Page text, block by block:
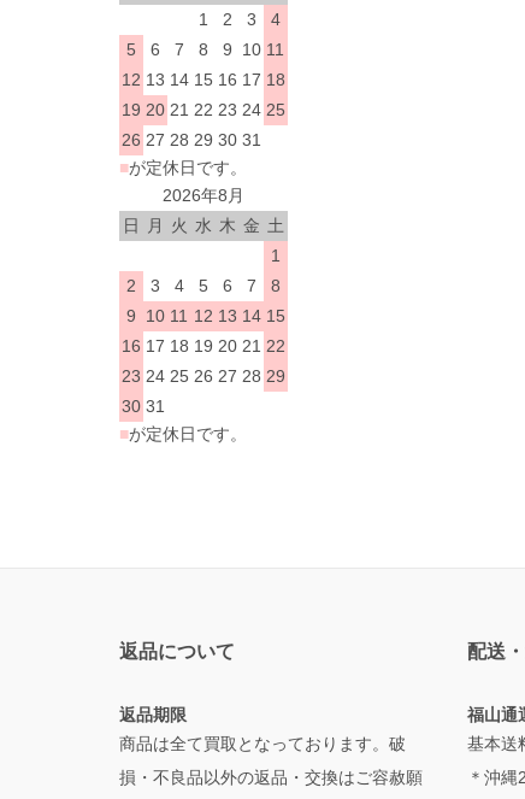
1
2 3
4
5
6 7 8 9 10 11
12 13 14 15 16 17 18
19 20 21 22 23 24 25
26 27 28 29 30 31
■が定休日です。
2026年8月
日
月 火 水 木 金 土
1
2
3 4 5 6 7
8
9
10 11 12 13 14 15
16 17 18 19 20 21 22
23 24 25 26 27 28 29
30 31
■が定休日です。
返品について
返品期限
商品は全て買取となっております。破
損・不良品以外の返品・交換はご容赦願
配送
福山通
基本送
＊沖縄